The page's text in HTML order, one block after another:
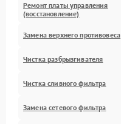
Ремонт платы управления
(восстановление)
Замена верхнего противовеса
Чистка разбрызгивателя
Чистка сливного фильтра
Замена сетевого фильтра